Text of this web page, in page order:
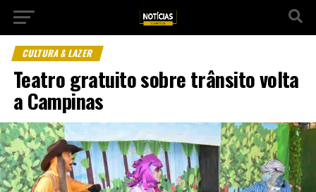
CULTURA & LAZER
Teatro gratuito sobre trânsito volta
a Campinas